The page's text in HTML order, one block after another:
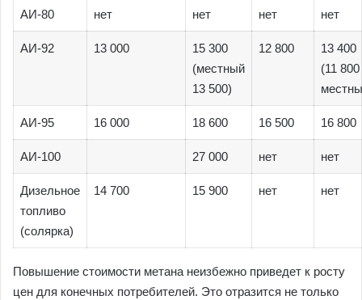
АИ-80 нет нет нет нет
АИ-92 13 000
15 300
(местный
13 500)
12 800
13 400
(11 800
АИ-95 16 000 18 600 16 500 16 800
АИ-100 27 000 нет нет
Дизельное
топливо
(солярка)
14 700 15 900 нет нет
Повышение стоимости метана неизбежно приведет к росту
цен для конечных потребителей. Это отразится не только